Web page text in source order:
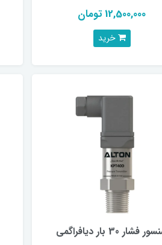
12,500,000 تومان
خرید
فشار 30 بار دیافراگمی